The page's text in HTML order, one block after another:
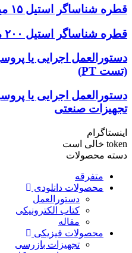
قطره شناساگر استیل ۱۵ میلی لیتری
قطره شناساگر استیل ۲۰۰ میلی لیتری
دستورالعمل اجرایی یا
(تست PT)
دستورالعمل اجرایی یا
تجهیزات صنعتی
اینستاگرام
token خالی است
دسته محصولات
متفرقه
محصولات دانلودی
دستورالعمل
کتاب الکترونیکی
مقاله
محصولات فیزیکی
تجهیزات بازرسی